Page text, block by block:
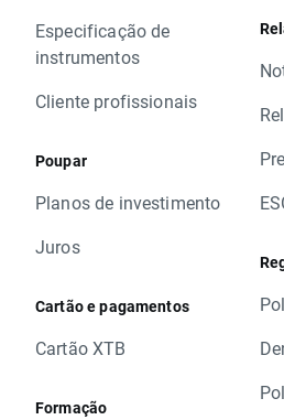
Especificação de
instrumentos
Cliente profissionais
Poupar
Planos de investimento
Juros
Cartão e pagamentos
Cartão XTB
Formação